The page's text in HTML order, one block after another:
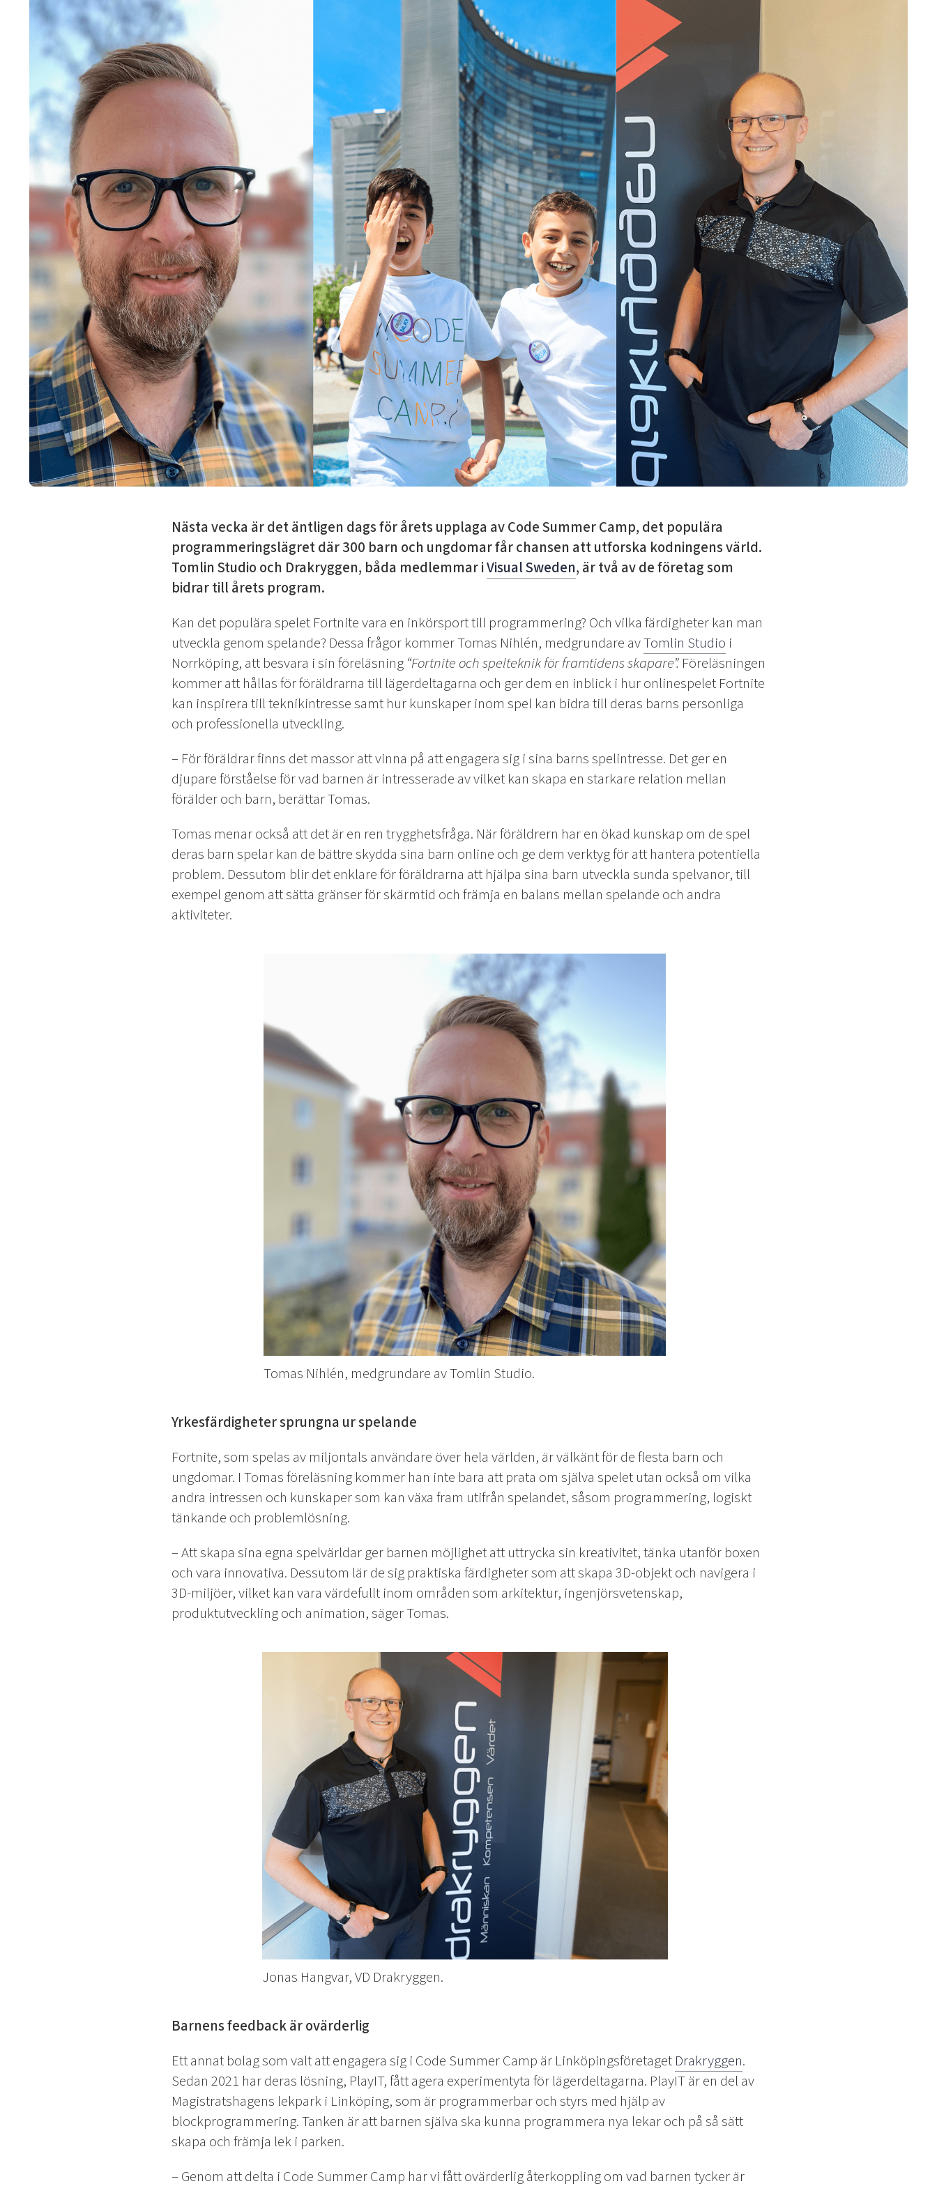
Nästa vecka är det äntligen dags för årets upplaga av Code Summer Camp, det populära
programmeringslägret där 300 barn och ungdomar får chansen att utforska kodningens värld.
Tomlin Studio och Drakryggen, båda medlemmar iVisual Sweden, är två av de företag som
bidrar till årets program.
Kan det populära spelet Fortnite vara en inkörsport till programmering? Och vilka färdigheter kan man
utveckla genom spelande? Dessa frågor kommer Tomas Nihlén, medgrundare avTomlin Studio i
Norrköping, att besvara i sin föreläsning “Fortnite och spelteknik för framtidens skapare”.Föreläsningen
kommer att hållas för föräldrarna till lägerdeltagarna och ger dem en inblick i hur onlinespelet Fortnite
kan inspirera till teknikintresse samt hur kunskaper inom spel kan bidra till deras barns personliga
och professionella utveckling.
– För föräldrar finns det massor att vinna på att engagera sig i sina barns spelintresse. Det ger en
djupare förståelse för vad barnen är intresserade av vilket kan skapa en starkare relation mellan
förälder och barn, berättar Tomas.
Tomas menar också att det är en ren trygghetsfråga. När föräldrern har en ökad kunskap om de spel
deras barn spelar kan de bättre skydda sina barn online och ge dem verktyg för att hantera potentiella
problem. Dessutom blir det enklare för föräldrarna att hjälpa sina barn utveckla sunda spelvanor, till
exempel genom att sätta gränser för skärmtid och främja en balans mellan spelande och andra
aktiviteter.
Tomas Nihlén, medgrundare av Tomlin Studio.
Yrkesfärdigheter sprungna ur spelande
Fortnite, som spelas av miljontals användare över hela världen, är välkänt för de flesta barn och
ungdomar. I Tomas föreläsning kommer han inte bara att prata om själva spelet utan också om vilka
andra intressen och kunskaper som kan växa fram utifrån spelandet, såsom programmering, logiskt
tänkande och problemlösning.
– Att skapa sina egna spelvärldar ger barnen möjlighet att uttrycka sin kreativitet, tänka utanför boxen
och vara innovativa. Dessutom lär de sig praktiska färdigheter som att skapa 3D-objekt och navigera i
3D-miljöer, vilket kan vara värdefullt inom områden som arkitektur, ingenjörsvetenskap,
produktutveckling och animation, säger Tomas.
Jonas Hangvar, VD Drakryggen.
Barnens feedback är ovärderlig
Ett annat bolag som valt att engagera sig i Code Summer Camp är Linköpingsföretaget Drakryggen.
Sedan 2021 har deras lösning, PlayIT, fått agera experimentyta för lägerdeltagarna. PlayIT är en del av
Magistratshagens lekpark i Linköping, som är programmerbar och styrs med hjälp av
blockprogrammering. Tanken är att barnen själva ska kunna programmera nya lekar och på så sätt
skapa och främja lek i parken.
– Genom att delta i Code Summer Camp har vi fått ovärderlig återkoppling om vad barnen tycker är